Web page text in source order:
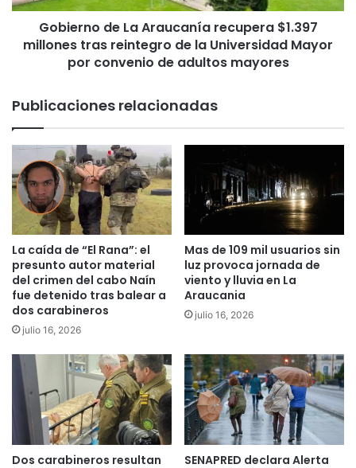
r
e
n
A
v
i
a
l
p
l
a
a
v
d
a
u
c
n
í
a
e
c
u
p
e
r
7
m
Gobierno de La Araucanía recupera $1.397
millones tras reintegro de la Universidad Mayor
por convenio de adultos mayores
Publicaciones relacionadas
La caída de “El Rana”: el
presunto autor material
del crimen del cabo Naín
fue detenido tras balear a
dos carabineros
julio 16, 2026
Mas de 109 mil usuarios sin
luz provoca jornada de
viento y lluvia en La
Araucania
julio 16, 2026
Dos carabineros resultan
SENAPRED declara Alerta